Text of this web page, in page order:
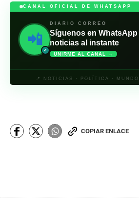
CANAL OFICIAL DE WHATSAPP
📲
✓
DIARIO CORREO
Síguenos en
noticias al instante
UNIRME AL CANAL →
📍 NOTICIAS · POLÍTICA ·
COPIAR ENLACE